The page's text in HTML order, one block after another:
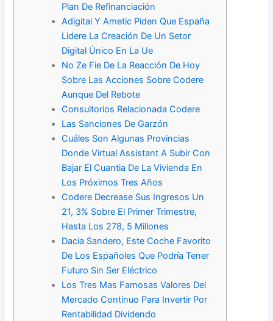
Plan De Refinanciación
Adigital Y Ametic Piden Que España
Lidere La Creación De Un Setor
Digital Único En La Ue
No Ze Fie De La Reacción De Hoy
Sobre Las Acciones Sobre Codere
Aunque Del Rebote
Consultorios Relacionada Codere
Las Sanciones De Garzón
Cuáles Son Algunas Provincias
Donde Virtual Assistant A Subir Con
Bajar El Cuantia De La Vivienda En
Los Próximos Tres Años
Codere Decrease Sus Ingresos Un
21, 3% Sobre El Primer Trimestre,
Hasta Los 278, 5 Millones
Dacia Sandero, Este Coche Favorito
De Los Españoles Que Podría Tener
Futuro Sin Ser Eléctrico
Los Tres Mas Famosas Valores Del
Mercado Continuo Para Invertir Por
Rentabilidad Dividendo